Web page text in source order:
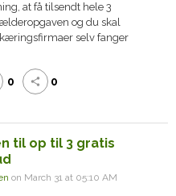
at få tilsendt hele 3
og du skal
selv fanger
0 share 0
til op til 3 gratis
on March 31 at 05:10 AM